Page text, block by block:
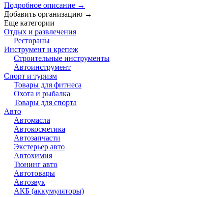
Подробное описание →
Добавить организацию →
Еще категории
Отдых и развлечения
Рестораны
Инструмент и крепеж
Строительные инструменты
Автоинструмент
Спорт и туризм
Товары для фитнеса
Охота и рыбалка
Товары для спорта
Авто
Автомасла
Автокосметика
Автозапчасти
Экстерьер авто
Автохимия
Тюнинг авто
Автотовары
Автозвук
АКБ (аккумуляторы)